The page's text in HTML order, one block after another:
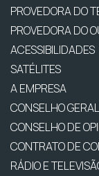
PROVEDORA DO
PROVEDORA DO
ACESSIBILIDADES
SATÉLITES
A EMPRESA
CONSELHO
CONSELHO DE
CONTRATO DE
RÁDIO E